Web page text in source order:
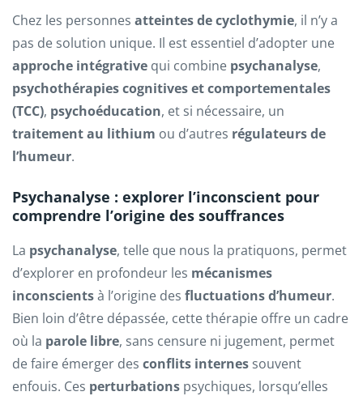
Chez les personnes atteintes de cyclothymie, il n’y a
pas de solution unique. Il est essentiel d’adopter une
approche intégrative qui combine psychanalyse,
psychothérapies cognitives et comportementales
(TCC), psychoéducation, et si nécessaire, un
traitement au lithium ou d’autres régulateurs de
l’humeur.
Psychanalyse : explorer l’inconscient pour
comprendre l’origine des souffrances
La psychanalyse, telle que nous la pratiquons, permet
d’explorer en profondeur les mécanismes
inconscientsà l’origine des fluctuations d’humeur.
Bien loin d’être dépassée, cette thérapie offre un cadre
où la parole libre, sans censure ni jugement, permet
de faire émerger des conflits internes souvent
enfouis. Ces perturbations psychiques, lorsqu’elles